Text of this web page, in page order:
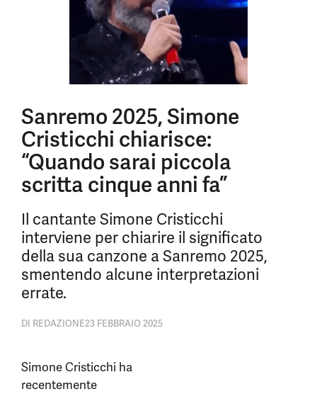
Sanremo 2025, Simone
Cristicchi chiarisce:
“Quando sarai piccola
scritta cinque anni fa”
Il cantante Simone Cristicchi
interviene per chiarire il significato
della sua canzone a Sanremo 2025,
smentendo alcune interpretazioni
errate.
DI REDAZIONE23 FEBBRAIO 2025
Simone Cristicchi ha
recentemente